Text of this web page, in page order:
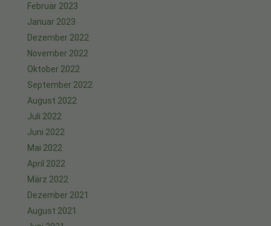
Februar 2023
Januar 2023
Dezember 2022
November 2022
Oktober 2022
September 2022
August 2022
Juli 2022
Juni 2022
Mai 2022
April 2022
März 2022
Dezember 2021
August 2021